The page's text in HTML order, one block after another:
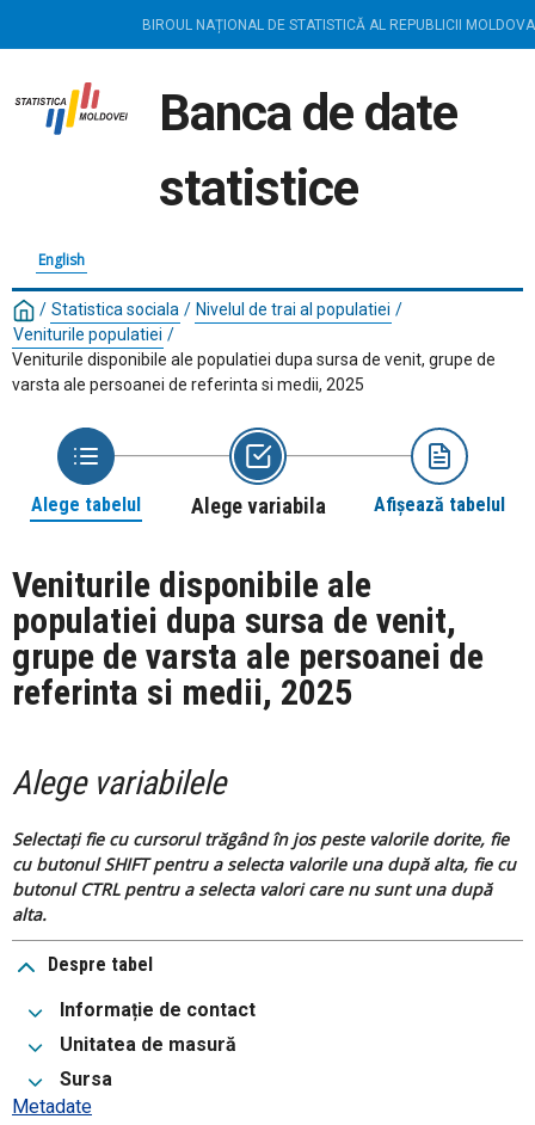
BIROUL NAȚIONAL DE STATISTICĂ AL REPUBLICII MOLDOVA
Banca de date
statistice
English
/ Statistica sociala / Nivelul de trai al populatiei /
Veniturile populatiei /
Veniturile disponibile ale populatiei dupa sursa de venit, grupe de
varsta ale persoanei de referinta si medii, 2025
Alege tabelul Alege variabila Afișează tabelul
Veniturile disponibile ale
populatiei dupa sursa de venit,
grupe de varsta ale persoanei de
referinta si medii, 2025
Alege variabilele
Selectați fie cu cursorul trăgând în jos peste valorile dorite, fie
cu butonul SHIFT pentru a selecta valorile una după alta, fie cu
butonul CTRL pentru a selecta valori care nu sunt una după
alta.
Despre tabel
Informație de contact
Unitatea de masură
Sursa
Metadate